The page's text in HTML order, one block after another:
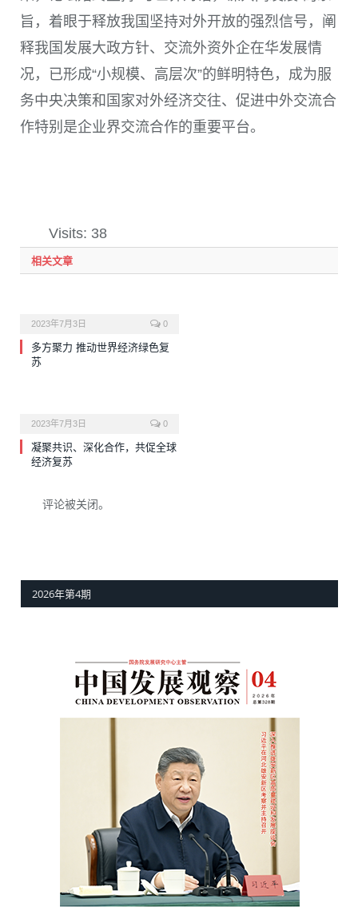
旨，着眼于释放我国坚持对外开放的强烈信号，阐
释我国发展大政方针、交流外资外企在华发展情
况，已形成“小规模、高层次”的鲜明特色，成为服
务中央决策和国家对外经济交往、促进中外交流合
作特别是企业界交流合作的重要平台。
Visits: 38
相关文章
2023年7月3日 0
多方聚力 推动世界经济绿色复
苏
2023年7月3日 0
凝聚共识、深化合作，共促全球
经济复苏
评论被关闭。
2026年第4期